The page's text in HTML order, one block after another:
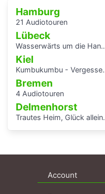
Hamburg
21 Audiotouren
Lübeck
Wasserwärts um die Hansestadt Lübek herum
Kiel
Kumbukumbu - Vergessenen Stimmen auf der Spur
Bremen
4 Audiotouren
Delmenhorst
Trautes Heim, Glück allein - interaktiver Audiowalk zum Einfamilienhaus von Katrin Bretschneider &Company
Account